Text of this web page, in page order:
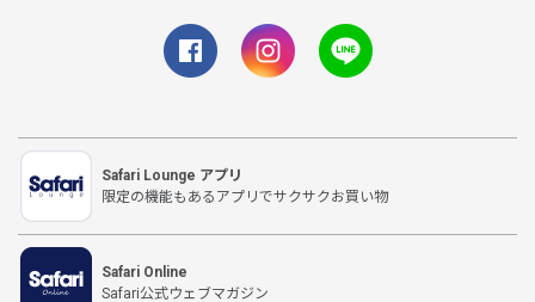
Safari Lounge アプリ
限定の機能もあるアプリでサクサクお買い物
Safari Online
Safari公式ウェブマガジン